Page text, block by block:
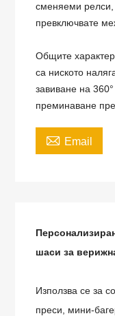
сменяеми релси,
превключвате
Общите
са ниското
завиване на
преминаване
 Email
шаси за
Използва се за
преси, мини-